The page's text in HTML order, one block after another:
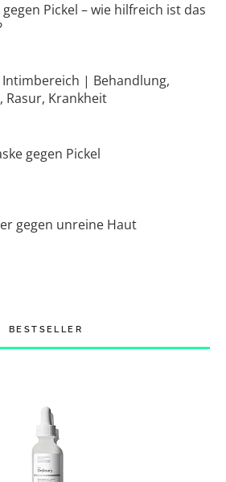
Pickel – wie hilfreich ist das
Intimbereich | Behandlung,
Rasur, Krankheit
gegen Pickel
gegen unreine Haut
BESTSELLER